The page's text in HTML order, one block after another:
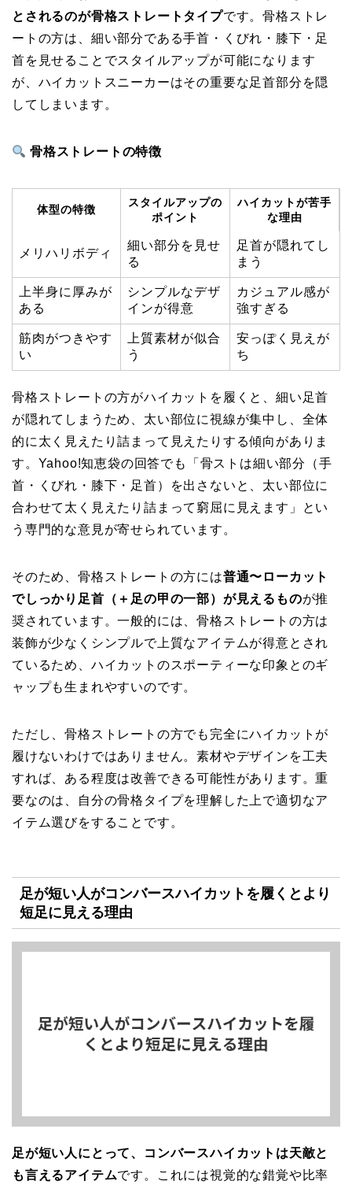
とされるのが骨格ストレートタイプです。骨格ストレ
ートの方は、細い部分である手首・くびれ・膝下・足
首を見せることでスタイルアップが可能になります
が、ハイカットスニーカーはその重要な足首部分を隠
してしまいます。
骨格ストレートの特徴
体型の特徴
スタイルアップの
ポイント
ハイカットが苦手
な理由
メリハリボディ
細い部分を見せ
る
足首が隠れてし
まう
上半身に厚みが
ある
シンプルなデザ
インが得意
カジュアル感が
強すぎる
筋肉がつきやす
い
上質素材が似合
う
安っぽく見えが
ち
骨格ストレートの方がハイカットを履くと、細い足首
が隠れてしまうため、太い部位に視線が集中し、全体
的に太く見えたり詰まって見えたりする傾向がありま
す。Yahoo!知恵袋の回答でも「骨ストは細い部分（手
首・くびれ・膝下・足首）を出さないと、太い部位に
合わせて太く見えたり詰まって窮屈に見えます」とい
う専門的な意見が寄せられています。
そのため、骨格ストレートの方には普通〜ローカット
でしっかり足首（＋足の甲の一部）が見えるものが推
奨されています。一般的には、骨格ストレートの方は
装飾が少なくシンプルで上質なアイテムが得意とされ
ているため、ハイカットのスポーティーな印象とのギ
ャップも生まれやすいのです。
ただし、骨格ストレートの方でも完全にハイカットが
履けないわけではありません。素材やデザインを工夫
すれば、ある程度は改善できる可能性があります。重
要なのは、自分の骨格タイプを理解した上で適切なア
イテム選びをすることです。
足が短い人がコンバースハイカットを履くとより
短足に見える理由
足が短い人にとって、コンバースハイカットは天敵と
も言えるアイテムです。これには視覚的な錯覚や比率